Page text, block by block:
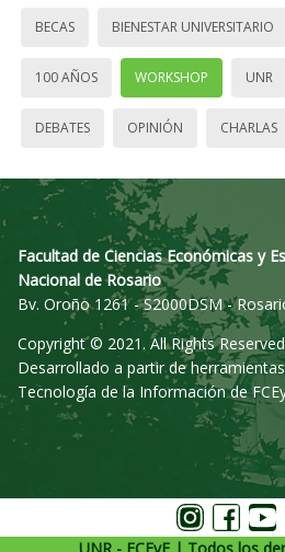
BECAS BIENESTAR UNIVERSITARIO
100 AÑOS WORKSHOP UNR
DEBATES OPINIÓN CHARLAS
Facultad de Ciencias Económicas y
Nacional de Rosario
Bv. Oroño 1261 - S2000DSM -
Copyright © 2021. All Rights
Desarrollado a partir de
Tecnología de la Información de